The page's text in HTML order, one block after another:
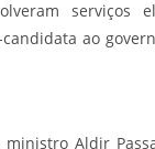
serviços
ao
Aldir